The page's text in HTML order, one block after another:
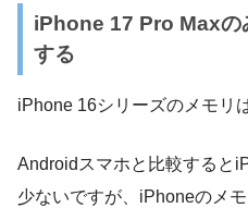
iPhone 17 Pro Maxの
する
iPhone 16シリーズのメモリ
Androidスマホと比較すると
少ないですが、iPhoneのメ